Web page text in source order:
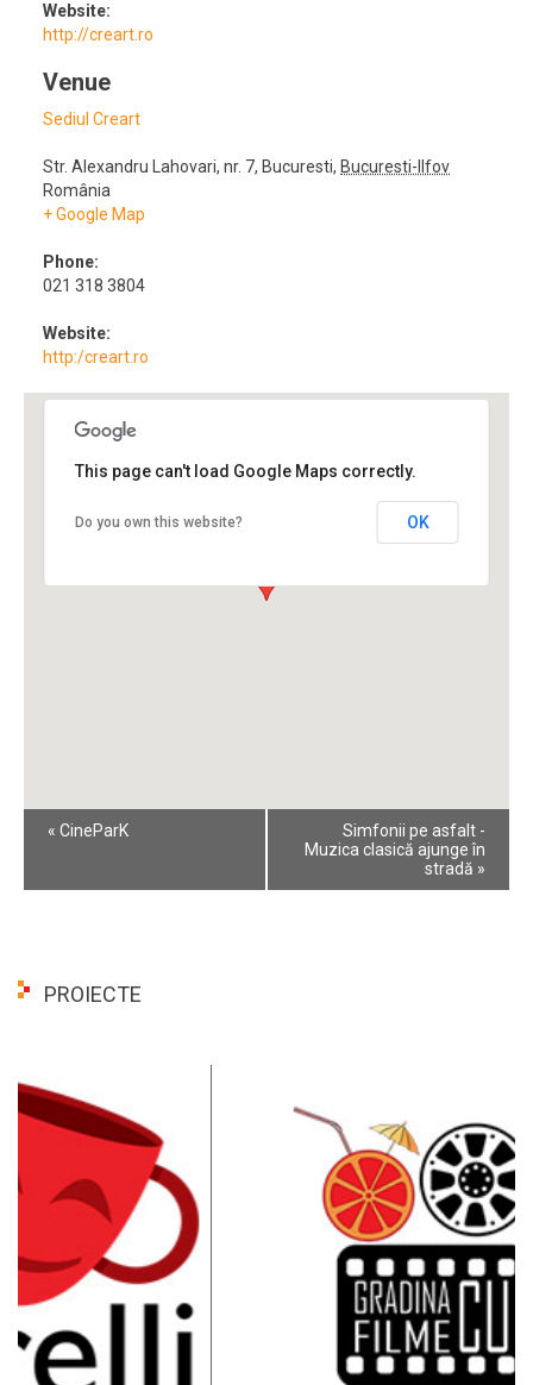
Website:
http://creart.ro
Venue
Sediul Creart
Str. Alexandru Lahovari, nr. 7, Bucuresti, Bucuresti-Ilfov
România
+ Google Map
Phone:
021 318 3804
Website:
http:/creart.ro
This page can't load Google Maps correctly.
Do you own this website? OK
Event
« CineParK
Simfonii pe asfalt -
Muzica clasică ajunge în
stradă »
PROIECTE